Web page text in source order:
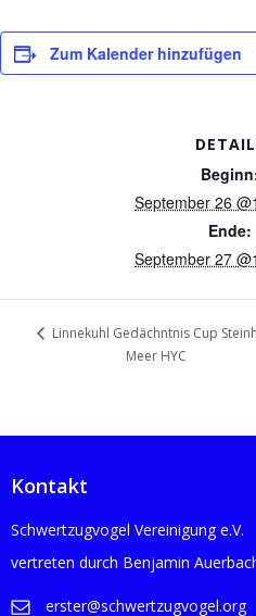
Zum Kalender hinzufügen
September 26
Ende:
September 27
Linnekuhl Gedächntnis Cup
Meer HYC
Kontakt
Schwertzugvogel Vereinigung e.V.
vertreten durch Benjamin
erster@schwertzugvogel.org